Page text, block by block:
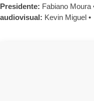
Presidente: Fabiano Moura
audiovisual: Kevin Miguel •